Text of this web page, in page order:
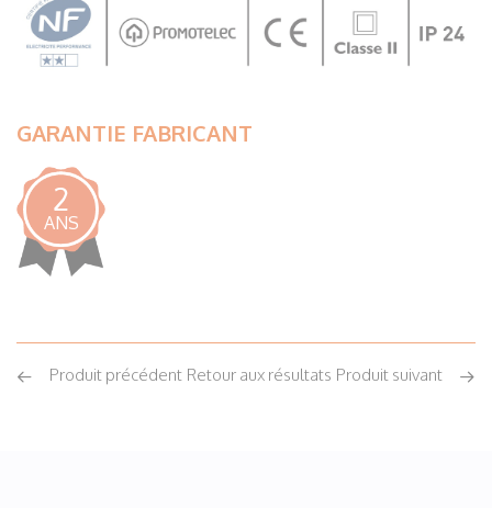
GARANTIE FABRICANT
2
ANS
Produit précédent Produit suivant
Retour aux résultats